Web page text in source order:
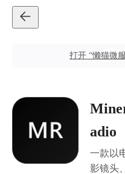
打开 “懒猫微
adio
一款以
影镜头、